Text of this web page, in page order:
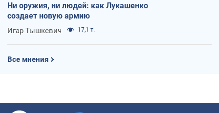
Ни оружия, ни людей: как Лукашенко
создает новую армию
Игар Тышкевич 17,1 т.
Все мнения